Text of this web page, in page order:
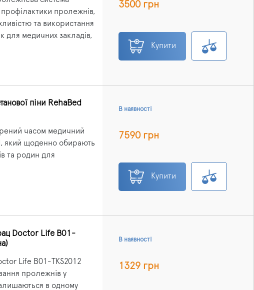
пролежнів,
та використання
для медичних закладів,
3500 грн
Купити
піни RehaBed
часом медичний
який щоденно обирають
та родин для
В наявності
7590 грн
Купити
Doctor Life B01-
Life B01-TKS2012
пролежнів у
в одному
В наявності
1329 грн